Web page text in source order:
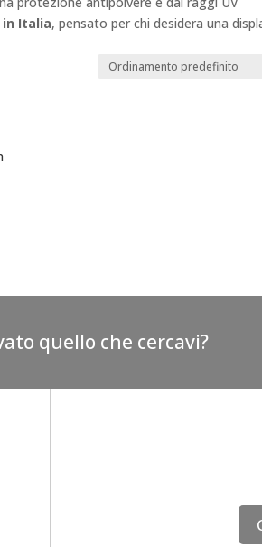
Italia, pensato per chi desidera una
quello che cercavi?